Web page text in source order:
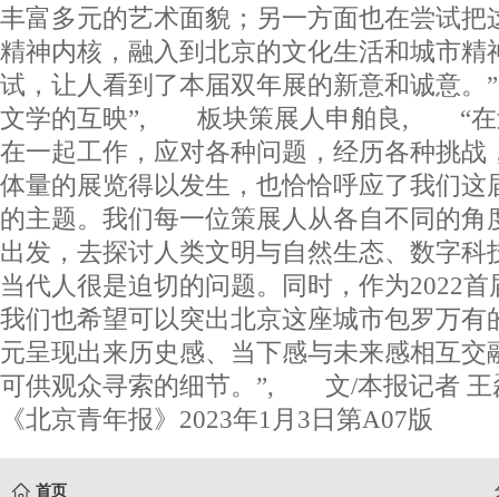
丰富多元的艺术面貌；另一方面也在尝试把
精神内核，融入到北京的文化生活和城市
试，让人看到了本届双年展的新意和诚意
文学的互映”, 板块策展人申舶良, “在
在一起工作，应对各种问题，经历各种挑战
体量的展览得以发生，也恰恰呼应了我们这
的主题。我们每一位策展人从各自不同的角
出发，去探讨人类文明与自然生态、数字科
当代人很是迫切的问题。同时，作为2022
我们也希望可以突出北京这座城市包罗万有
元呈现出来历史感、当下感与未来感相互交
可供观众寻索的细节。”, 文/本报记者
《北京青年报》2023年1月3日第A07版
首页